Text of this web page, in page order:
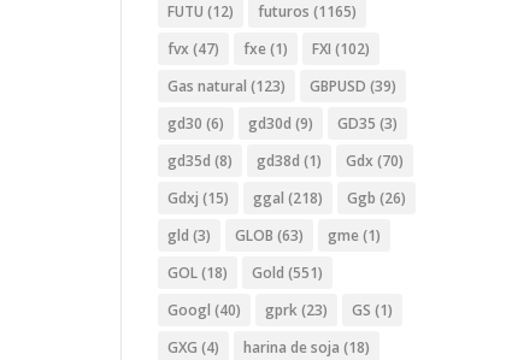
FUTU (12) futuros (1165)
fvx (47) fxe (1) FXI (102)
Gas natural (123) GBPUSD (39)
gd30 (6) gd30d (9) GD35 (3)
gd35d (8) gd38d (1) Gdx (70)
Gdxj (15) ggal (218) Ggb (26)
gld (3) GLOB (63) gme (1)
GOL(18) Gold (551)
Googl (40) gprk(23) GS (1)
GXG (4) harina de soja (18)